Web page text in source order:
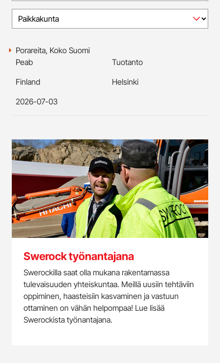
Porareita, Koko Suomi
Peab
Tuotanto
Finland
Helsinki
2026-07-03
Swerock työnantajana
Swerockilla saat olla mukana rakentamassa
tulevaisuuden yhteiskuntaa. Meillä uusiin tehtäviin
oppiminen, haasteisiin kasvaminen ja vastuun
ottaminen on vähän helpompaa! Lue lisää
Swerockista työnantajana.